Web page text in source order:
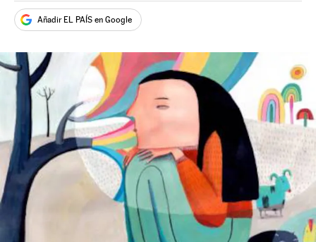
Añadir EL PAÍS en Google